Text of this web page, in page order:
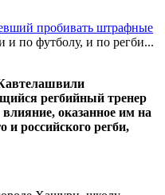
и по футболу, и по регби...
ийся регбийный тренер
оказанное им на
и российского регби,